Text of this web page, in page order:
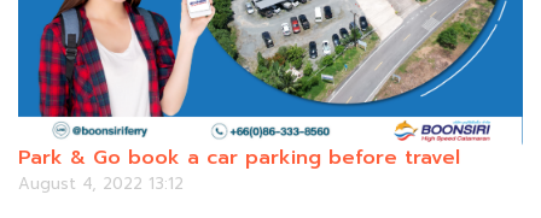
Park & Go book a car parking before travel
August 4, 2022 13:12